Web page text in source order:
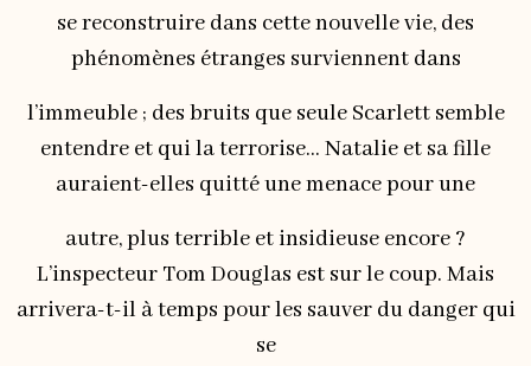
se reconstruire dans cette nouvelle vie, des
phénomènes étranges surviennent dans
l’immeuble ; des bruits que seule Scarlett semble
entendre et qui la terrorise… Natalie et sa fille
auraient-elles quitté une menace pour une
autre, plus terrible et insidieuse encore ?
L’inspecteur Tom Douglas est sur le coup. Mais
arrivera-t-il à temps pour les sauver du danger qui
se